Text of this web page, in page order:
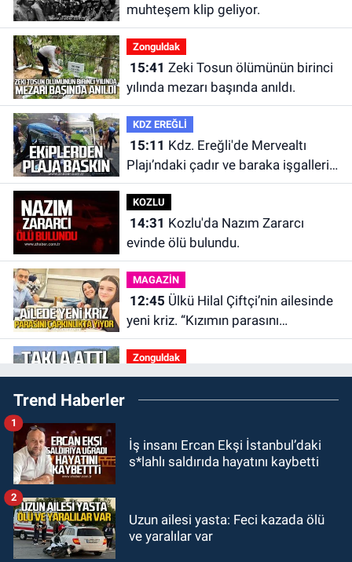
muhteşem klip geliyor.
Zonguldak
15:41
yılında mezarı başında anıldı.
KDZ EREĞLİ
15:11
Plajı’ndaki çadır ve baraka işgalleri
kaldırıldı.
KOZLU
14:31
evinde ölü bulundu.
MAGAZİN
12:45
yeni kriz. “Kızımın parasını
çapkınlıkta yiyor”
Zonguldak
12:15Çaycuma'da otomobil
durağa çarpıp takla attı. Sürücü
11:49
11:45Karabük'te oğluna mesaj
Trend Haberler
İş insanı Ercan Ekşi İstanbul’daki
s*lahlı saldırıda hayatını kaybetti
1
Uzun ailesi yasta: Feci kazada ölü
ve yaralılar var
2